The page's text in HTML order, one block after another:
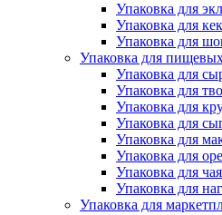
Упаковка для
Упаковка для
Упаковка для
Упаковка для
Упаковка для
Упаковка для
Упаковка для
Упаковка для
Упаковка для
Упаковка для
Упаковка для чая
Упаковка для
Упаковка для